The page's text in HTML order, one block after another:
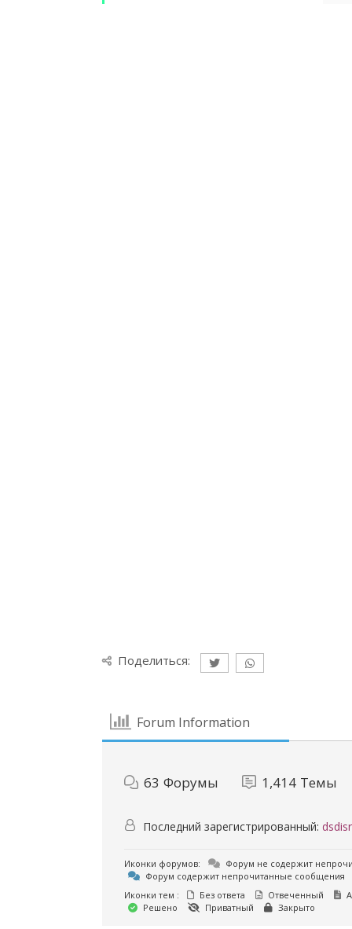
Поделиться:
Forum Information
63 Форумы 1,414 Темы
Последний зарегистрированный:
Иконки форумов:
Форум не содержит
Форум содержит непрочитанные сообщения
Иконки тем :
Без ответа Отвеченный
Решено
Приватный Закрыто